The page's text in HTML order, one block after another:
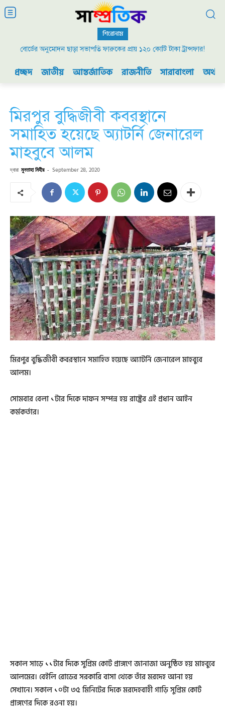
শিরোনাম
বোর্ডের অনুমোদন ছাড়া সভাপতি ফারুকের প্রায় ১২০ কোটি টাকা ট্রান্সফার!
২০০৯ এর বিডিআর বিদ্রোহ এবং ভারতের যুদ্ধ প্রস্তুতি
প্রচ্ছদ জাতীয় আন্তর্জাতিক রাজনীতি সারাবাংলা
মিরপুর বুদ্ধিজীবী কবরস্থানে
সমাহিত হয়েছে অ্যাটর্নি জেনারেল
মাহবুবে আলম
দ্বারা মুনতাহা মিহীর - September 28, 2020
মিরপুর বুদ্ধিজীবী কবরস্থানে সমাহিত হয়েছে অ্যাটর্নি জেনারেল মাহবুবে
আলম।
সোমবার বেলা ১টার দিকে দাফন সম্পন্ন হয় রাষ্ট্রের এই প্রধান আইন
কর্মকর্তার।
সকাল সাড়ে ১১টার দিকে সুপ্রিম কোর্ট প্রাঙ্গণে জানাজা অনুষ্ঠিত হয় মাহবুবে
আলমের। বেইলি রোডের সরকারি বাসা থেকে তাঁর মরদেহ আনা হয়
সেখানে। সকাল ১০টা ৩৫ মিনিটের দিকে মরদেহবাহী গাড়ি সুপ্রিম কোর্ট
প্রাঙ্গণের দিকে রওনা হয়।